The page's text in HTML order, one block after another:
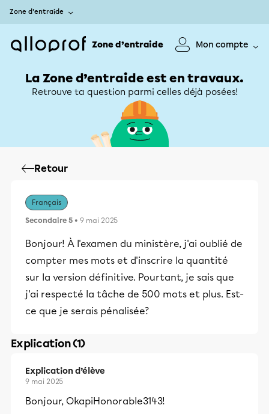
Zone d’entraide
Zone d’entraide Mon compte
La Zone d’entraide est en travaux.
Retrouve ta question parmi celles déjà posées!
Retour
Français
Secondaire 5 • 9 mai 2025
Bonjour! À l'examen du ministère, j'ai oublié de
compter mes mots et d'inscrire la quantité
sur la version définitive. Pourtant, je sais que
j'ai respecté la tâche de 500 mots et plus. Est-
ce que je serais pénalisée?
Explication (1)
Explication d’élève
9 mai 2025
Bonjour, OkapiHonorable3143!